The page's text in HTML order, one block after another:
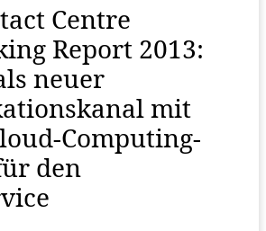
Centre
Report 2013:
neuer
mit
Computing-
den